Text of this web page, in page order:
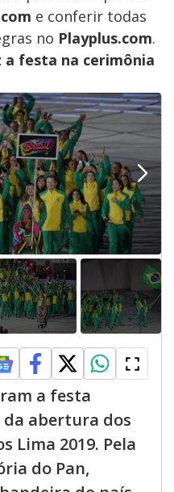
e conferir todas
no Playplus.com.
a festa na cerimônia
a festa
abertura dos
Lima 2019. Pela
do Pan,